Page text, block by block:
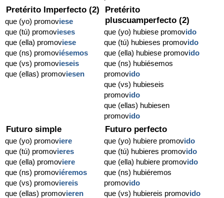
Pretérito Imperfecto (2)
que (yo) promoviese
que (tú) promovieses
que (ella) promoviese
que (ns) promoviésemos
que (vs) promovieseis
que (ellas) promoviesen
Pretérito
pluscuamperfecto (2)
que (yo) hubiese promovido
que (tú) hubieses promovido
que (ella) hubiese promovido
que (ns) hubiésemos
promovido
que (vs) hubieseis
promovido
que (ellas) hubiesen
promovido
Futuro simple
que (yo) promoviere
que (tú) promovieres
que (ella) promoviere
que (ns) promoviéremos
que (vs) promoviereis
que (ellas) promovieren
Futuro perfecto
que (yo) hubiere promovido
que (tú) hubieres promovido
que (ella) hubiere promovido
que (ns) hubiéremos
promovido
que (vs) hubiereis promovido